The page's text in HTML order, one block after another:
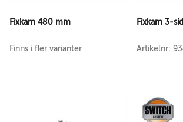
Fixkam 480 mm
Finns i fler varianter
Fixkam 3-
Artikelnr: